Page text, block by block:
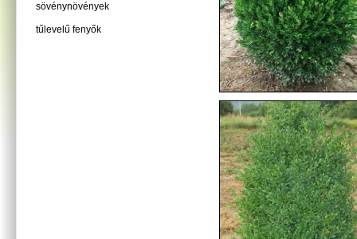
sövénynövények
tűlevelű fenyők